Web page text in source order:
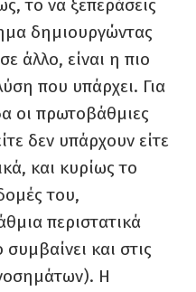
το να ξεπεράσεις
δημιουργώντας
άλλο, είναι η πιο
που υπάρχει. Για
οι πρωτοβάθμιες
δεν υπάρχουν είτε
και κυρίως το
του,
περιστατικά
και στις
Η